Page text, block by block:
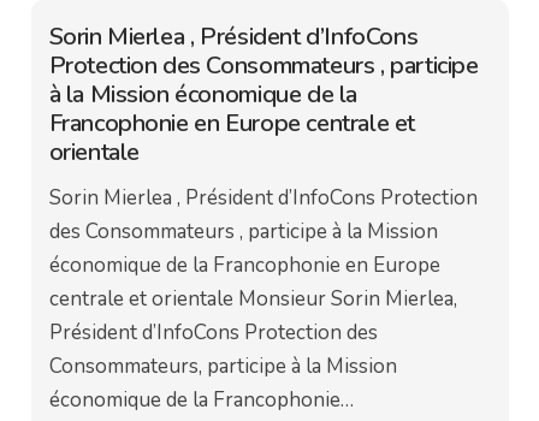
Sorin Mierlea , Président d’InfoCons
Protection des Consommateurs , participe
à la Mission économique de la
Francophonie en Europe centrale et
orientale
Sorin Mierlea , Président d’InfoCons Protection
des Consommateurs , participe à la Mission
économique de la Francophonie en Europe
centrale et orientale Monsieur Sorin Mierlea,
Président d’InfoCons Protection des
Consommateurs, participe à la Mission
économique de la Francophonie…